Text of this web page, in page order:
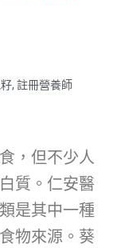
, 註冊營養師
，但不少人
質。仁安醫
是其中一種
物來源。葵